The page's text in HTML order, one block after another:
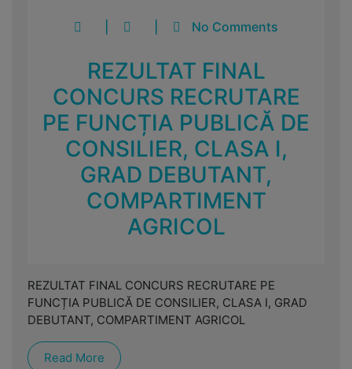
No Comments
REZULTAT FINAL
CONCURS RECRUTARE
PE FUNCȚIA PUBLICĂ DE
CONSILIER, CLASA I,
GRAD DEBUTANT,
COMPARTIMENT
AGRICOL
REZULTAT FINAL CONCURS RECRUTARE PE
FUNCȚIA PUBLICĂ DE CONSILIER, CLASA I, GRAD
DEBUTANT, COMPARTIMENT AGRICOL
Read More